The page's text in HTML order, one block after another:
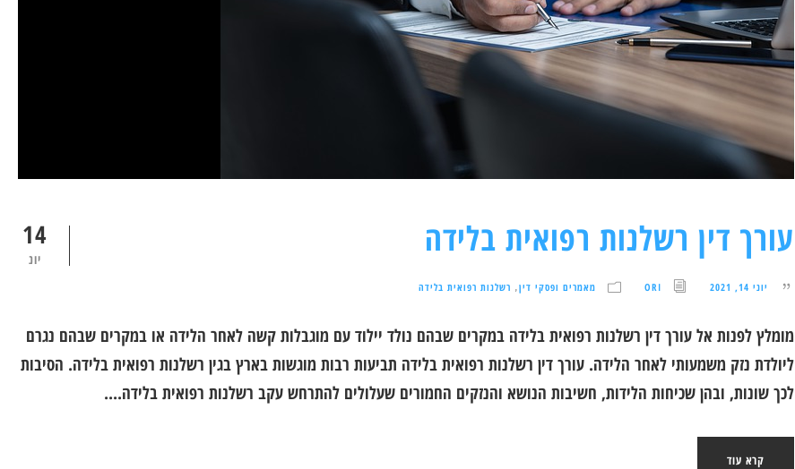
14
יונ עורך דין רשלנות רפואית בלידה
יוני 14, 2021 ORI מאמרים ופסקי דין, רשלנות רפואית בלידה
מומלץ לפנות אל עורך דין רשלנות רפואית בלידה במקרים שבהם נולד יילוד עם מוגבלות קשה לאחר הלידה או במקרים שבהם נגרם
ליולדת נזק משמעותי לאחר הלידה. עורך דין רשלנות רפואית בלידה תביעות רבות מוגשות בארץ בגין רשלנות רפואית בלידה. הסיבות
לכך שונות, ובהן שכיחות הלידות, חשיבות הנושא והנזקים החמורים שעלולים להתרחש עקב רשלנות רפואית בלידה....
קרא עוד